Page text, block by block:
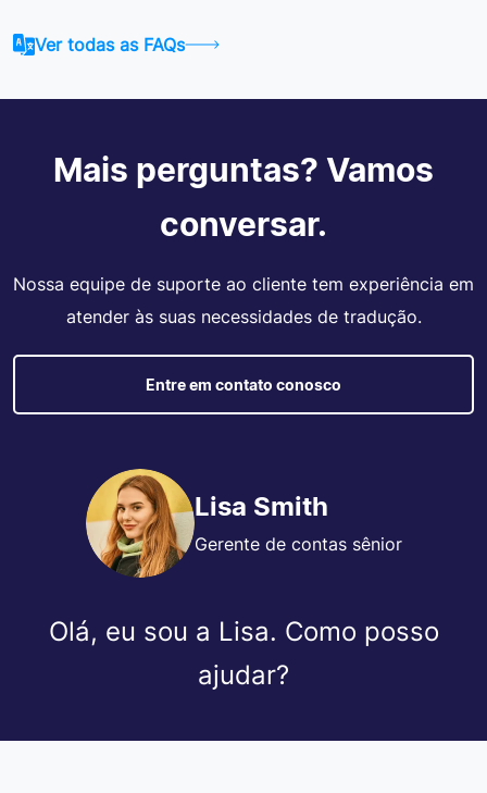
Ver todas as FAQs
Mais perguntas? Vamos
conversar.
Nossa equipe de suporte ao cliente tem experiência em
atender às suas necessidades de tradução.
Entre em contato conosco
Lisa Smith
Gerente de contas sênior
Olá, eu sou a Lisa. Como posso
ajudar?